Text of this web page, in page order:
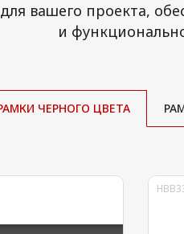
вашего проекта,
и
ЧЕРНОГО ЦВЕТА